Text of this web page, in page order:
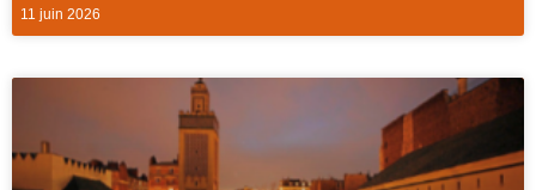
11 juin 2026